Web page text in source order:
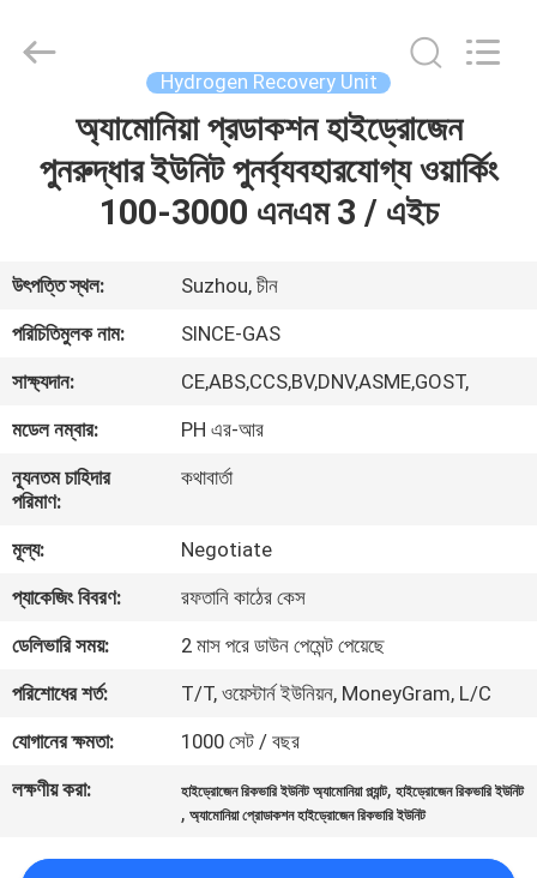
আমাদের
সম্পর্কে
কারখানা
ভ্রমণ
নিয়ন্ত্রণ
আমাদের
সাথে
যোগাযোগ
করুন
Technology
Co.,Ltd.
Hydrogen Recovery Unit
অ্যামোনিয়া প্রডাকশন হাইড্রোজেন
পুনরুদ্ধার ইউনিট পুনর্ব্যবহারযোগ্য ওয়ার্কিং
100-3000 এনএম 3 / এইচ
উৎপত্তি স্থল:
Suzhou, চীন
পরিচিতিমুলক নাম:
SINCE-GAS
সাক্ষ্যদান:
CE,ABS,CCS,BV,DNV,ASME,GOST,
মডেল নম্বার:
PH এর-আর
ন্যূনতম চাহিদার
পরিমাণ:
কথাবার্তা
মূল্য:
Negotiate
প্যাকেজিং বিবরণ:
রফতানি কাঠের কেস
ডেলিভারি সময়:
2 মাস পরে ডাউন পেমেন্ট পেয়েছে
পরিশোধের শর্ত:
T/T, ওয়েস্টার্ন ইউনিয়ন, MoneyGram, L/C
যোগানের ক্ষমতা:
1000 সেট / বছর
লক্ষণীয় করা:
হাইড্রোজেন রিকভারি ইউনিট অ্যামোনিয়া প্ল্যান্ট,হাইড্রোজেন রিকভারি ইউনিট
,অ্যামোনিয়া প্রোডাকশন হাইড্রোজেন রিকভারি ইউনিট